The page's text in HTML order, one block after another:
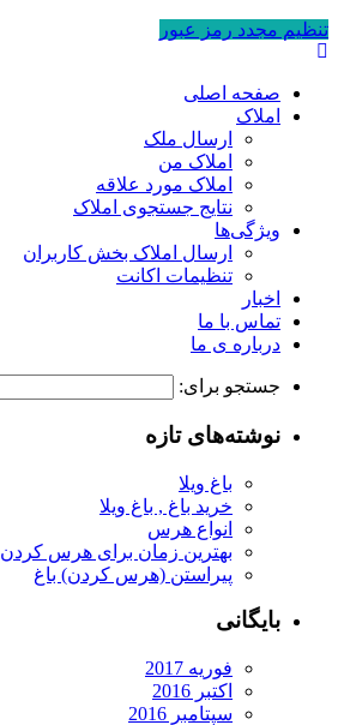
تنظیم مجدد رمز عبور
صفحه اصلی
املاک
ارسال ملک
املاک من
املاک مورد علاقه
نتایج جستجوی املاک
ویژگی‌ها
ارسال املاک بخش کاربران
تنظیمات اکانت
اخبار
تماس با ما
درباره ی ما
جستجو برای:
نوشته‌های تازه
باغ ویلا
خرید باغ , باغ ویلا
انواع هرس
بهترین زمان برای هرس کردن
پیراستن (هرس کردن) باغ
بایگانی
فوریه 2017
اکتبر 2016
سپتامبر 2016